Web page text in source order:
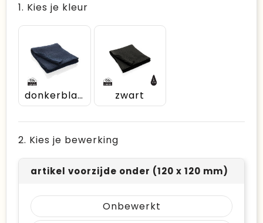
1. Kies je kleur
donkerblauw zwart
2. Kies je bewerking
artikel voorzijde onder (120 x 120 mm)
Onbewerkt